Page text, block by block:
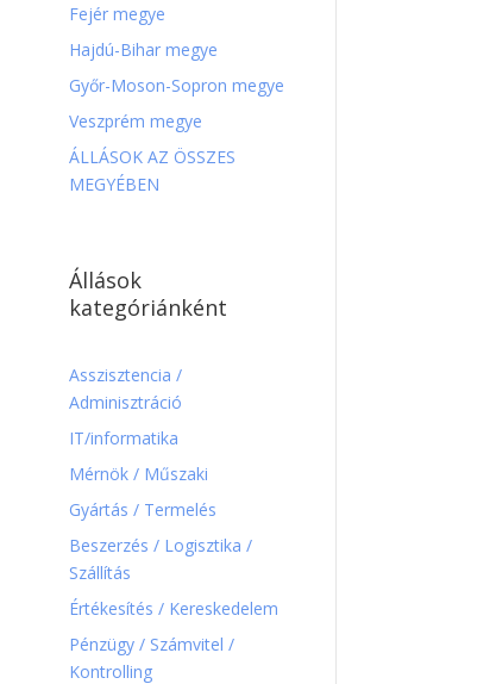
Fejér megye
Hajdú-Bihar megye
Győr-Moson-Sopron megye
Veszprém megye
ÁLLÁSOK AZ ÖSSZES
MEGYÉBEN
Állások
kategóriánként
Asszisztencia /
Adminisztráció
IT/informatika
Mérnök / Műszaki
Gyártás / Termelés
Beszerzés / Logisztika /
Szállítás
Értékesítés / Kereskedelem
Pénzügy / Számvitel /
Kontrolling